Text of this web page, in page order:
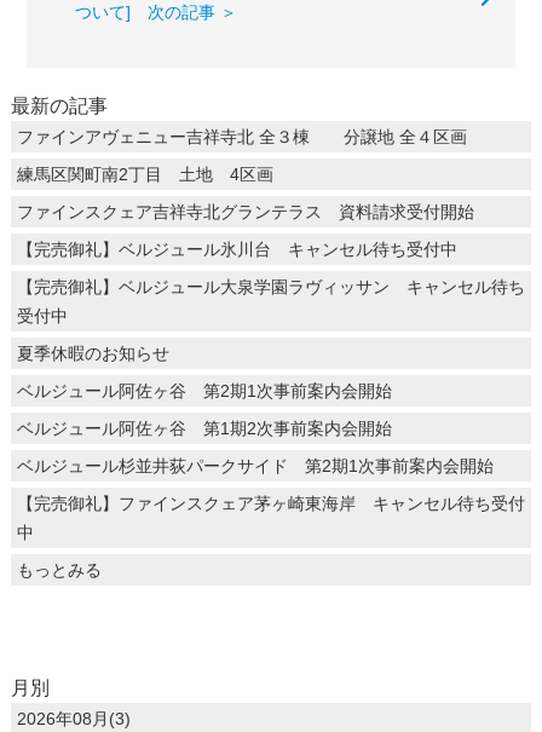
ついて] 次の記事 ＞
最新の記事
ファインアヴェニュー吉祥寺北 全３棟 分譲地 全４区画
練馬区関町南2丁目 土地 4区画
ファインスクェア吉祥寺北グランテラス 資料請求受付開始
【完売御礼】ベルジュール氷川台 キャンセル待ち受付中
【完売御礼】ベルジュール大泉学園ラヴィッサン キャンセル待ち
受付中
夏季休暇のお知らせ
ベルジュール阿佐ヶ谷 第2期1次事前案内会開始
ベルジュール阿佐ヶ谷 第1期2次事前案内会開始
ベルジュール杉並井荻パークサイド 第2期1次事前案内会開始
【完売御礼】ファインスクェア茅ヶ崎東海岸 キャンセル待ち受付
中
もっとみる
月別
2026年08月(3)